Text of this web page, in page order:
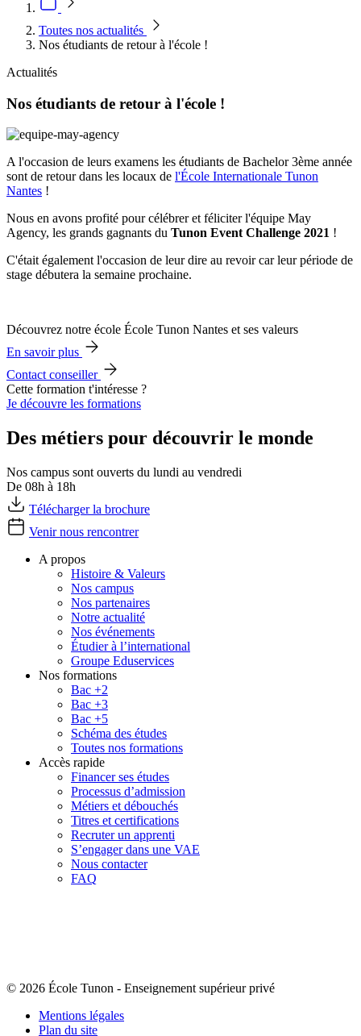
Toutes nos actualités
Nos étudiants de retour à l'école !
Actualités
Nos étudiants de retour à l'école !
A l'occasion de leurs examens les étudiants de Bachelor 3ème année
sont de retour dans les locaux de l'École Internationale Tunon
Nantes !
Nous en avons profité pour célébrer et féliciter l'équipe May
Agency, les grands gagnants du Tunon Event Challenge 2021 !
C'était également l'occasion de leur dire au revoir car leur période de
stage débutera la semaine prochaine.
Découvrez notre école École Tunon Nantes et ses valeurs
En savoir plus
Contact conseiller
Cette formation t'intéresse ?
Je découvre les formations
Des métiers pour découvrir le monde
Nos campus sont ouverts du lundi au vendredi
De 08h à 18h
Télécharger la brochure
Venir nous rencontrer
A propos
Histoire & Valeurs
Nos campus
Nos partenaires
Notre actualité
Nos événements
Étudier à l’international
Groupe Eduservices
Nos formations
Bac +2
Bac +3
Bac +5
Schéma des études
Toutes nos formations
Accès rapide
Financer ses études
Processus d’admission
Métiers et débouchés
Titres et certifications
Recruter un apprenti
S’engager dans une VAE
Nous contacter
FAQ
© 2026 École Tunon - Enseignement supérieur privé
Mentions légales
Plan du site